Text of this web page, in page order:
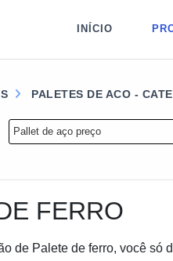
INÍCIO
PALETES DE ACO -
Pallet de aço preço
FERRO
de Palete de ferro, você só